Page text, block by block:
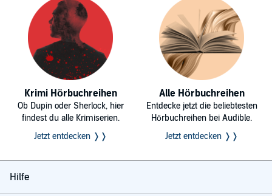
Krimi Hörbuchreihen
Ob Dupin oder Sherlock, hier
findest du alle Krimiserien.
Jetzt entdecken ❭❭
Alle Hörbuchreihen
Entdecke jetzt die beliebtesten
Hörbuchreihen bei Audible.
Jetzt entdecken ❭❭
Hilfe